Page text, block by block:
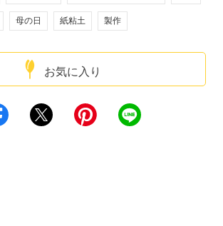
お気に入り
母の日 紙粘土 製作